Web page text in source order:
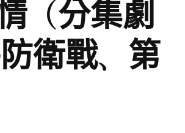
（分集劇
衛戰、第